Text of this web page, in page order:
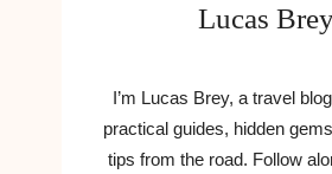
Lucas
I’m Lucas Brey, a travel
practical guides, hidden
tips from the road. Follow